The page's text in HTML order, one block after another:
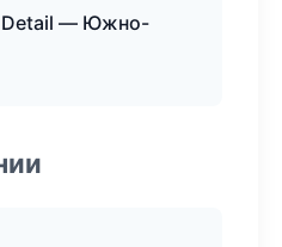
Detail — Южно-